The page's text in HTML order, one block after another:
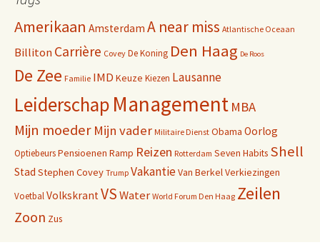
Amerikaan Amsterdam A near miss Atlantische Oceaan
BillitonCarrière Covey De Koning Den Haag De Roos
De Zee Familie IMD Keuze Kiezen Lausanne
Leiderschap Management MBA
Mijn moeder Mijn vader Militaire Dienst Obama Oorlog
OptiebeursPensioenen Ramp Reizen Rotterdam Seven Habits Shell
Stad Stephen Covey Trump VakantieVan BerkelVerkiezingen
VoetbalVolkskrantVSWater World Forum Den Haag Zeilen
Zoon Zus